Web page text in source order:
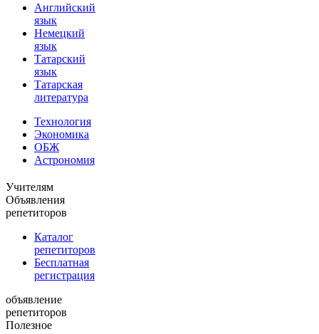
Английский
язык
Немецкий
язык
Татарский
язык
Татарская
литература
Технология
Экономика
ОБЖ
Астрономия
Учителям
Объявления
репетиторов
Каталог
репетиторов
Бесплатная
регистрация
объявление
репетиторов
Полезное